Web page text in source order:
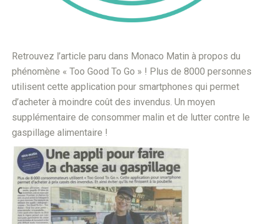
Retrouvez l’article paru dans Monaco Matin à propos du
phénomène « Too Good To Go » ! Plus de 8000 personnes
utilisent cette application pour smartphones qui permet
d’acheter à moindre coût des invendus. Un moyen
supplémentaire de consommer malin et de lutter contre le
gaspillage alimentaire !